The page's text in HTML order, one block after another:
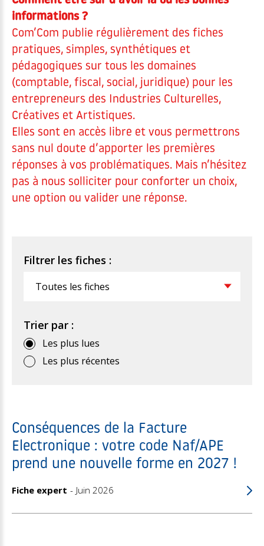
informations ?
Com’Com publie régulièrement des fiches
pratiques, simples, synthétiques et
pédagogiques sur tous les domaines
(comptable, fiscal, social, juridique) pour les
entrepreneurs des Industries Culturelles,
Créatives et Artistiques.
Elles sont en accès libre et vous permettrons
sans nul doute d’apporter les premières
réponses à vos problématiques. Mais n’hésitez
pas à nous solliciter pour conforter un choix,
une option ou valider une réponse.
Filtrer les fiches :
Filtrer
Trier par :
Les plus lues
Les plus récentes
Conséquences de la Facture
Electronique : votre code Naf/APE
prend une nouvelle forme en 2027 !
Fiche expert Juin 2026